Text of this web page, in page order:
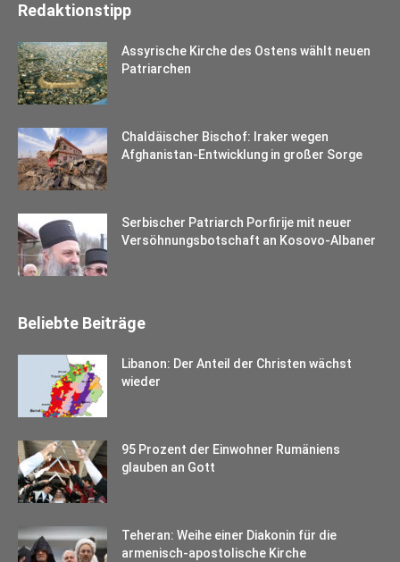
Redaktionstipp
Assyrische Kirche des Ostens wählt neuen
Patriarchen
Chaldäischer Bischof: Iraker wegen
Afghanistan-Entwicklung in großer Sorge
Serbischer Patriarch Porfirije mit neuer
Versöhnungsbotschaft an Kosovo-Albaner
Beliebte Beiträge
Libanon: Der Anteil der Christen wächst
wieder
95 Prozent der Einwohner Rumäniens
glauben an Gott
Teheran: Weihe einer Diakonin für die
armenisch-apostolische Kirche